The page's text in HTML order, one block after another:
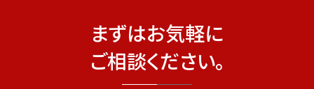
まずはお気軽に
ご相談ください。